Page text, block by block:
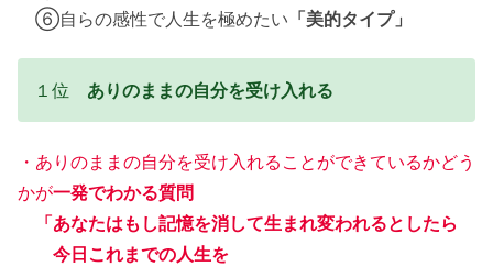
⑥自らの感性で人生を極めたい 「美的タイプ」
１位 ありのままの自分を受け入れる
・ありのままの自分を受け入れることができているかどう
かが一発でわかる質問
「あなたはもし記憶を消して生まれ変われるとしたら
今日これまでの人生を